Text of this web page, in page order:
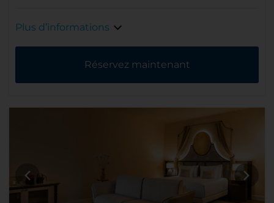
Plus d’informations
Réservez maintenant